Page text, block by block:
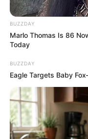
BUZZDAY
Marlo Thomas Is 86
Today
BUZZDAY
Eagle Targets Baby